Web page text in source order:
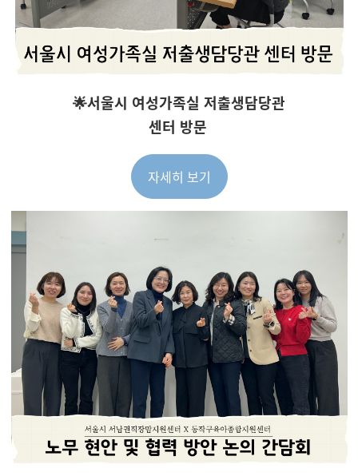
🌟서울시 여성가족실 저출생담당관
센터 방문
자세히 보기